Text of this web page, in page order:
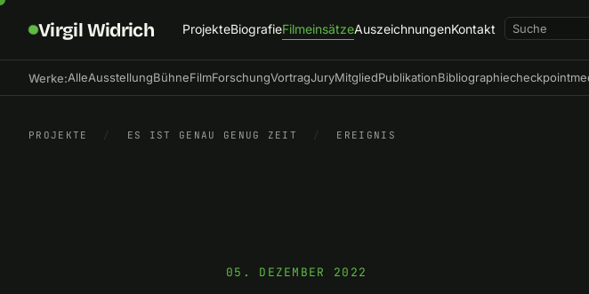
Virgil Widrich ProjekteBiografieFilmeinsätzeAuszeichnungenKontakt
Werke:AlleAusstellungBühneFilmForschungVortragJuryMitgliedPublikationBibliographie
PROJEKTE / ES IST GENAU GENUG ZEIT / EREIGNIS
05. DEZEMBER 2022